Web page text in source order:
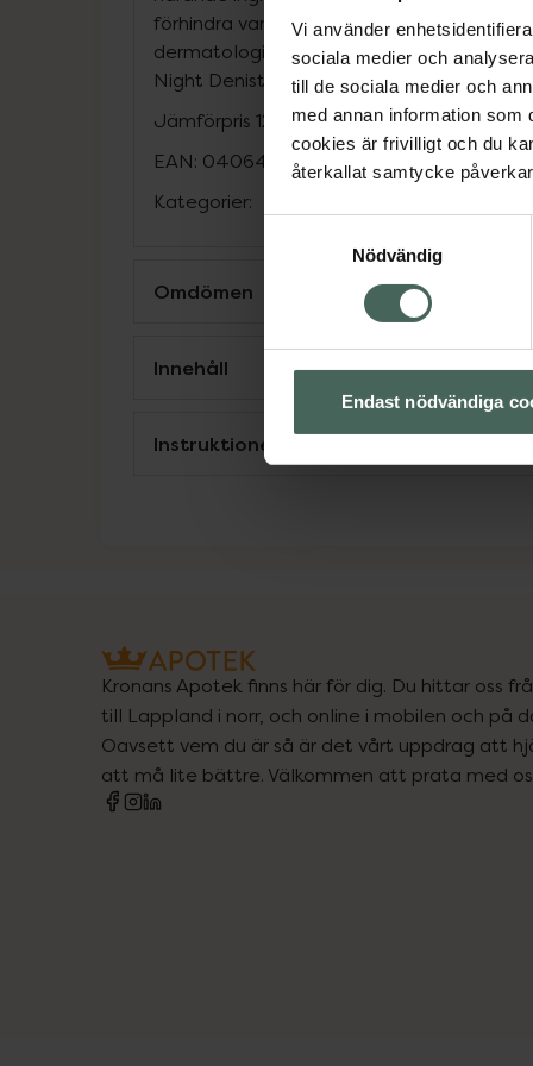
Vi använder
sociala medier och
till de sociala medier och
med annan information som
cookies är frivilligt och du
återkallat samtycke
Nödvändig
Endast nödvändiga
förhindra vanliga orsaker till tunnhårighet.
dermatologiskt testad. Använd med Anti-
Night Denisty Rescue för bästa resultat.
Jämförpris 12,14 kr/ml
EAN: 04064666842554
Kategorier:
Omdömen
Innehåll
Instruktioner
Kronans Apotek finns här för dig. Du hittar oss
till Lappland i norr, och online i mobilen och på
Oavsett vem du är så är det vårt uppdrag att
att må lite bättre. Välkommen att prata med